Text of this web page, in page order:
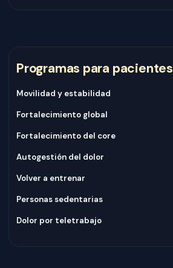
Programas para pacientes
Movilidad y estabilidad
Fortalecimiento global
Fortalecimiento del core
Autogestión del dolor
Volver a entrenar
Personas sedentarias
Dolor por teletrabajo